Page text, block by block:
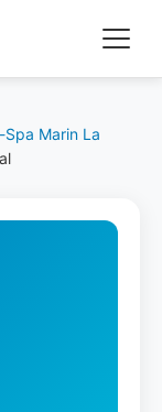
Spa Marin La